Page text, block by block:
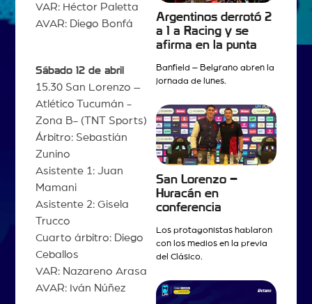
VAR: Héctor Paletta
AVAR: Diego Bonfá
Sábado 12 de abril
15.30 San Lorenzo –
Atlético Tucumán -
Zona B- (TNT Sports)
Árbitro: Sebastián
Zunino
Asistente 1: Juan
Mamani
Asistente 2: Gisela
Trucco
Cuarto árbitro: Diego
Ceballos
VAR: Nazareno Arasa
AVAR: Iván Núñez
Argentinos derrotó 2
a 1 a Racing y se
afirma en la punta
Banfield – Belgrano abren la
jornada de lunes.
San Lorenzo –
Huracán en
conferencia
Los protagonistas hablaron
con los medios en la previa
del Clásico.